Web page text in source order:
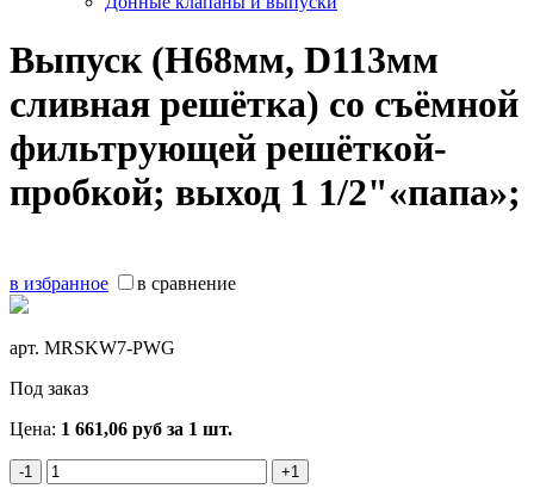
Выпуск (H68мм, D113мм
сливная решётка) со съёмной
фильтрующей решёткой-
пробкой; выход 1 1/2"«папа»;
в избранное в сравнение
арт. MRSKW7-PWG
Под заказ
Цена: 1 661,06 руб за 1 шт.
-1 +1